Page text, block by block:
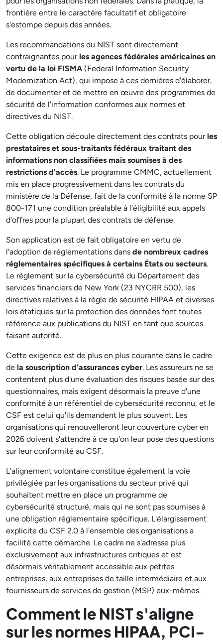
frontière entre le caractère facultatif et obligatoire
s'estompe depuis des années.
Les recommandations du NIST sont directement
contraignantes pour les agences fédérales américaines en
vertu de la loi FISMA(Federal Information Security
Modernization Act), qui impose à ces dernières d'élaborer,
de documenter et de mettre en œuvre des programmes de
sécurité de l'information conformes aux normes et
directives du NIST.
Cette obligation découle directement des contrats pour les
prestataires et sous-traitants fédéraux traitant des
informations non classifiées mais soumises à des
restrictions d'accès. Le programme CMMC, actuellement
mis en place progressivement dans les contrats du
ministère de la Défense, fait de la conformité à la norme SP
800-171 une condition préalable à l'éligibilité aux appels
d'offres pour la plupart des contrats de défense.
Son application est de fait obligatoire en vertu de
l'adoption de réglementations dans de nombreux cadres
réglementaires spécifiques à certains États ou secteurs.
Le règlement sur la cybersécurité du Département des
services financiers de New York (23 NYCRR 500), les
directives relatives à la règle de sécurité HIPAA et diverses
lois étatiques sur la protection des données font toutes
référence aux publications du NIST en tant que sources
faisant autorité.
Cette exigence est de plus en plus courante dans le cadre
de la souscription d'assurances cyber. Les assureurs ne se
contentent plus d'une évaluation des risques basée sur des
questionnaires, mais exigent désormais la preuve d'une
conformité à un référentiel de cybersécurité reconnu, et le
CSF est celui qu'ils demandent le plus souvent. Les
organisations qui renouvelleront leur couverture cyber en
2026 doivent s'attendre à ce qu'on leur pose des questions
sur leur conformité au CSF.
L'alignement volontaire constitue également la voie
privilégiée par les organisations du secteur privé qui
souhaitent mettre en place un programme de
cybersécurité structuré, mais qui ne sont pas soumises à
une obligation réglementaire spécifique. L'élargissement
explicite du CSF 2.0 à l'ensemble des organisations a
facilité cette démarche. Le cadre ne s'adresse plus
exclusivement aux infrastructures critiques et est
désormais véritablement accessible aux petites
entreprises, aux entreprises de taille intermédiaire et aux
fournisseurs de services de gestion (MSP) eux-mêmes.
Comment le NIST s'aligne
sur les normes HIPAA, PCI-